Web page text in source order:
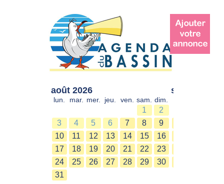
août 2026
lun. mar. mer. jeu. ven. sam. dim.
1
2
3
4 5 6 7 8
9
10
11 12 13 14 15
16
17
18 19 20 21 22
23
24
25 26 27 28 29
30
31
sept. 2026